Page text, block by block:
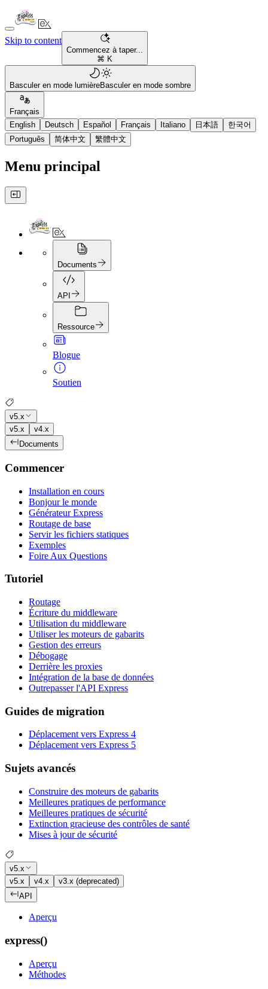
Skip to content
Commencez à taper...
⌘ K
Basculer en mode lumièreBasculer en mode sombre
Français
English
Deutsch Español Français Italiano 日本語
한국어
Português
简体中文 繁體中文
Menu principal
Documents
API
Ressource
Blogue
Soutien
v5.x
v5.x
v4.x
Documents
Commencer
Installation en cours
Bonjour le monde
Générateur Express
Routage de base
Servir les fichiers statiques
Exemples
Foire Aux Questions
Tutoriel
Routage
Écriture du middleware
Utilisation du middleware
Utiliser les moteurs de gabarits
Gestion des erreurs
Débogage
Derrière les proxies
Intégration de la base de données
Outrepasser l'API Express
Guides de migration
Déplacement vers Express 4
Déplacement vers Express 5
Sujets avancés
Construire des moteurs de gabarits
Meilleures pratiques de performance
Meilleures pratiques de sécurité
Extinction gracieuse des contrôles de santé
Mises à jour de sécurité
v5.x
v5.x
v4.x
v3.x (deprecated)
API
Aperçu
express()
Aperçu
Méthodes